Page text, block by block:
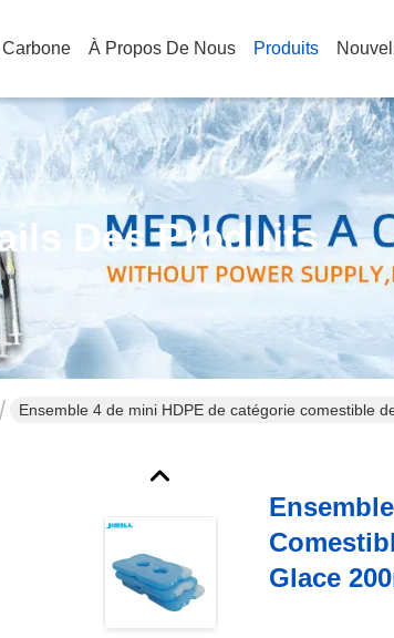
À Propos De Nous Produits
Des Produits
Ensemble 4 de mini HDPE de catégorie comestible
Glace